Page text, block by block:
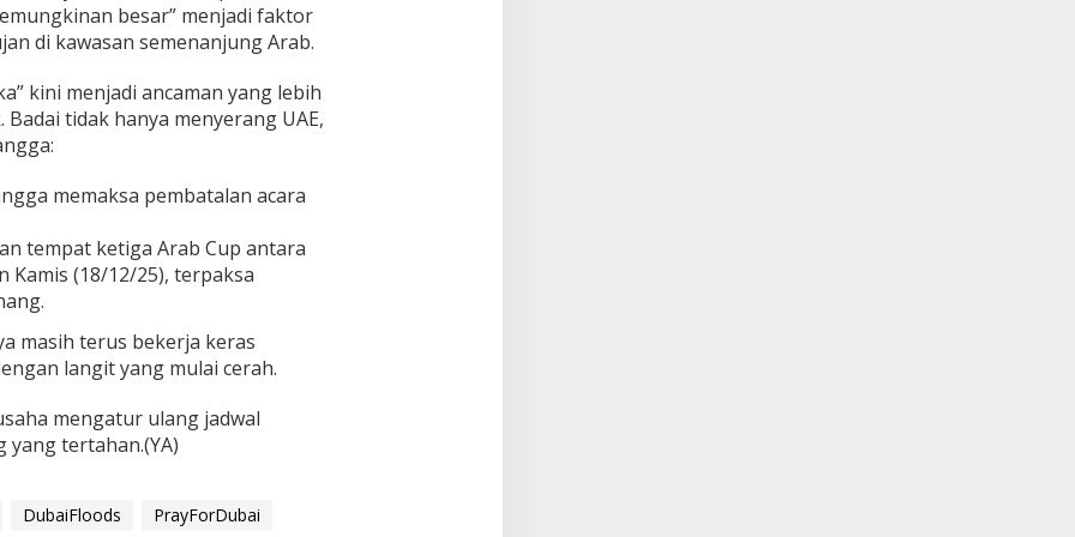
besar” menjadi faktor
di kawasan semenanjung Arab.
kini menjadi ancaman yang lebih
tidak hanya menyerang UAE,
memaksa pembatalan acara
tempat ketiga Arab Cup antara
Kamis (18/12/25), terpaksa
masih terus bekerja keras
langit yang mulai cerah.
mengatur ulang jadwal
tertahan.(YA)
DubaiFloods PrayForDubai